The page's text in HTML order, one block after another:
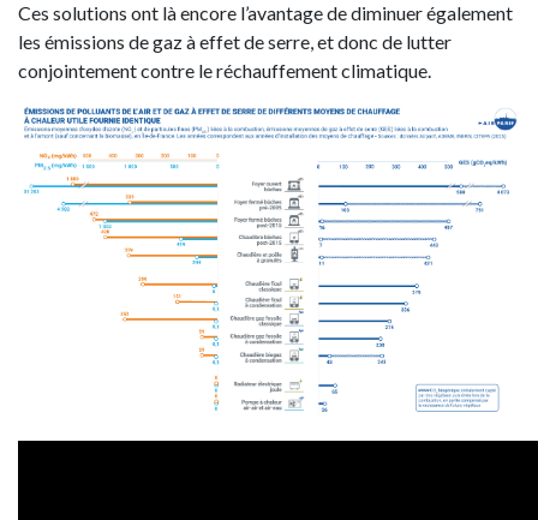
Ces solutions ont là encore l’avantage de diminuer également
les émissions de gaz à effet de serre, et donc de lutter
conjointement contre le réchauffement climatique.